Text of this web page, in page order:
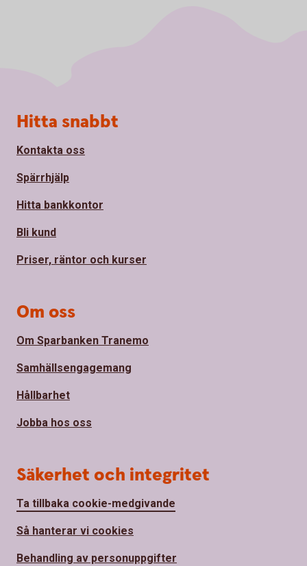
Sidfot
Hitta snabbt
Kontakta oss
Spärrhjälp
Hitta bankkontor
Bli kund
Priser, räntor och kurser
Om oss
Om Sparbanken Tranemo
Samhällsengagemang
Hållbarhet
Jobba hos oss
Säkerhet och integritet
Ta tillbaka cookie-medgivande
Så hanterar vi cookies
Behandling av personuppgifter